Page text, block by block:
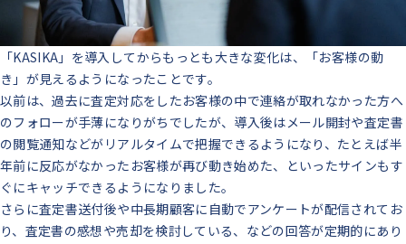
「KASIKA」を導入してからもっとも大きな変化は、「お客様の動
き」が見えるようになったことです。
以前は、過去に査定対応をしたお客様の中で連絡が取れなかった方へ
のフォローが手薄になりがちでしたが、導入後はメール開封や査定書
の閲覧通知などがリアルタイムで把握できるようになり、たとえば半
年前に反応がなかったお客様が再び動き始めた、といったサインもす
ぐにキャッチできるようになりました。
さらに査定書送付後や中長期顧客に自動でアンケートが配信されてお
り、査定書の感想や売却を検討している、などの回答が定期的にあり